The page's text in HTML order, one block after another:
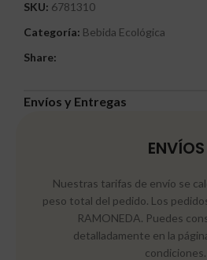
SKU: 6781310
Categoría: Bebida Ecológica
Share:
Envíos y Entregas
ENVÍOS
Nuestras tarifas de envío se
peso total del pedido. Los
RAMONEDA. Puedes
detalladamente en la
condiciones.